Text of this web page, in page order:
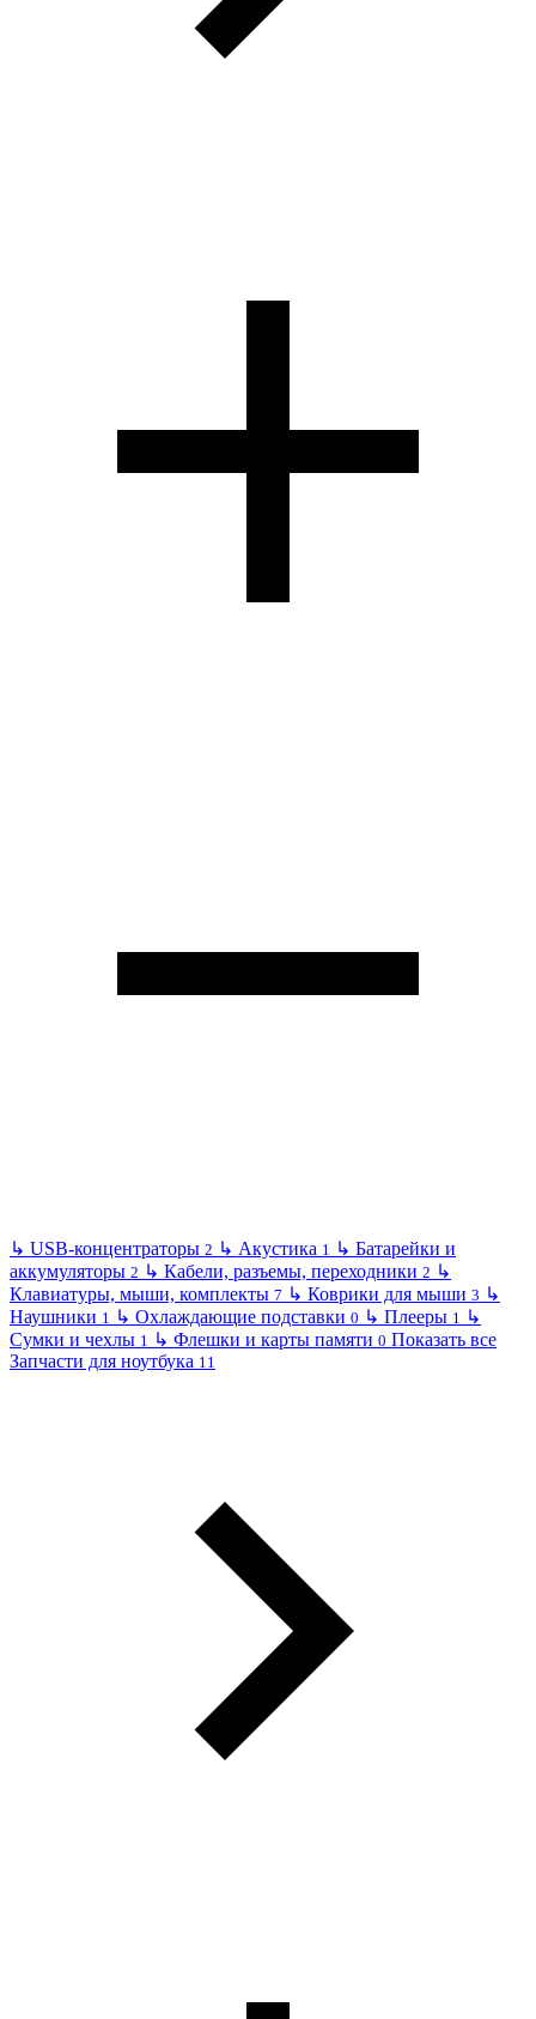
↳ USB-концентраторы 2 ↳ Акустика 1 ↳ Батарейки и
аккумуляторы 2 ↳ Кабели, разъемы, переходники 2 ↳
Клавиатуры, мыши, комплекты 7 ↳ Коврики для мыши 3 ↳
Наушники 1 ↳ Охлаждающие подставки 0 ↳ Плееры 1 ↳
Сумки и чехлы 1 ↳ Флешки и карты памяти 0 Показать все
Запчасти для ноутбука 11